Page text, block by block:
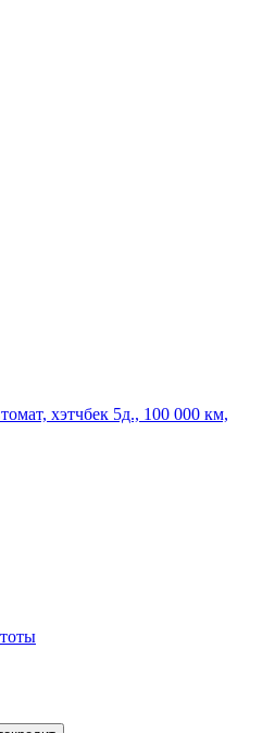
хэтчбек 5д., 100 000 км,